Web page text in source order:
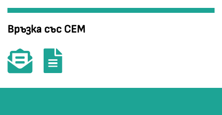
Връзка със СЕМ